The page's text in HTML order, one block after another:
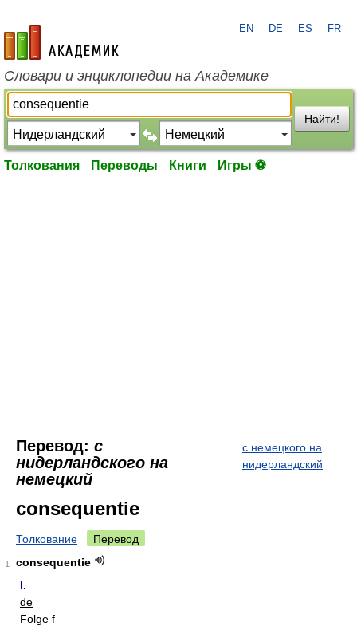
academic.ru
EN DE ES FR
Словари и энциклопедии на Академике
Найти!
Толкования Переводы Книги Игры ⚽
Перевод: с
нидерландского на
немецкий
с немецкого на
нидерландский
consequentie
Толкование Перевод
1
consequentie
I.
de
Folge f